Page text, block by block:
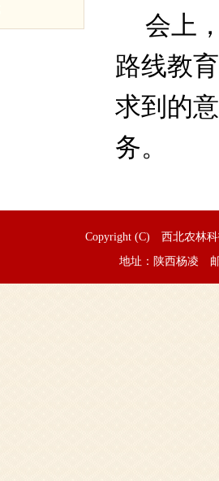
会上
路线教
求到的
务。
Copyright (C) 西北农林
地址：陕西杨凌